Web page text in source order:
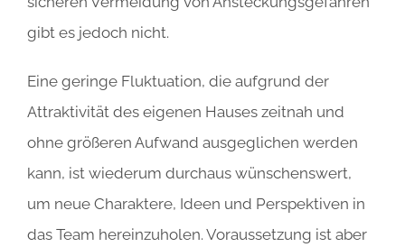
gibt es jedoch nicht.
Eine geringe Fluktuation, die aufgrund der
Attraktivität des eigenen Hauses zeitnah und
ohne größeren Aufwand ausgeglichen werden
kann, ist wiederum durchaus wünschenswert,
um neue Charaktere, Ideen und Perspektiven in
das Team hereinzuholen. Voraussetzung ist aber